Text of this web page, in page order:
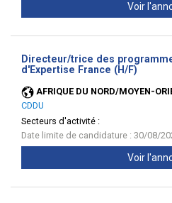
Voir
Directeur/trice des
d'Expertise France (H/F)
AFRIQUE DU NORD/MOYEN-
CDDU
Secteurs d'activité :
Date limite de candidature : 30/08/
Voir